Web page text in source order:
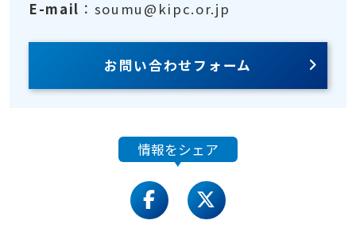
E-mail ：soumu@kipc.or.jp
お問い合わせフォーム
情報をシェア
facebooktwitter